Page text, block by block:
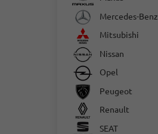
Mercedes-Benz
Mitsubishi
Nissan
Opel
Peugeot
Renault
SEAT